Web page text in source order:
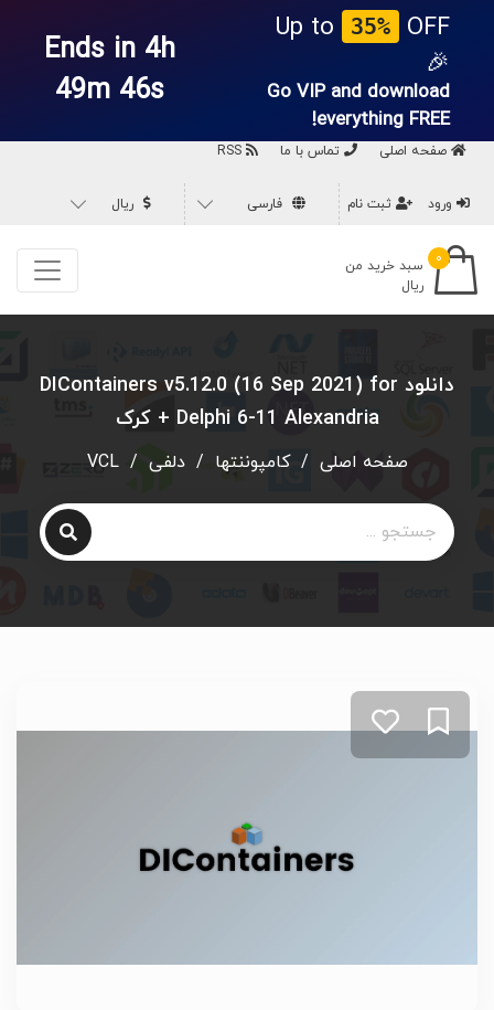
Up to 35%
OFF
🎉
Go VIP and download
everything FREE!
Ends in 4h
49m 45s
صفحه اصلی تماس با ما
ورود ثبت نام فارسی ریال
۰
سبد خرید من
ریال
دانلود DIContainers v5.12.0 (16 Sep 2021) for
Delphi 6-11 Alexandria + کرک
صفحه اصلی / کامپوننتها / دلفی /
VCL